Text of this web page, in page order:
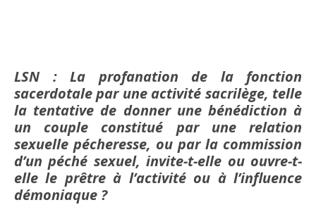
LSN : La profanation de la fonction
sacerdotale par une activité sacrilège, telle
la tentative de donner une bénédiction à
un couple constitué par une relation
sexuelle pécheresse, ou par la commission
d’un péché sexuel, invite-t-elle ou ouvre-t-
elle le prêtre à l’activité ou à l’influence
démoniaque ?